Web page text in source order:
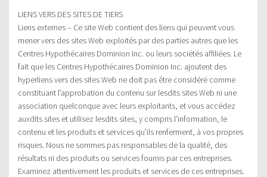
LIENS VERS DES SITES DE TIERS
Liens externes – Ce site Web contient des liens qui peuvent vous
mener vers des sites Web exploités par des parties autres que les
Centres Hypothécaires Dominion Inc. ou leurs sociétés affiliées. Le
fait que les Centres Hypothécaires Dominion Inc. ajoutent des
hyperliens vers des sites Web ne doit pas être considéré comme
constituant l’approbation du contenu sur lesdits sites Web ni une
association quelconque avec leurs exploitants, et vous accédez
auxdits sites et utilisez lesdits sites, y compris l’information, le
contenu et les produits et services qu’ils renferment, à vos propres
risques. Nous ne sommes pas responsables de la qualité, des
résultats ni des produits ou services fournis par ces entreprises.
Examinez attentivement les produits et services de ces entreprises.